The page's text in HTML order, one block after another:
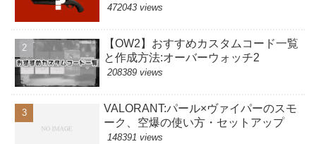
472043 views
【OW2】おすすめカスタムコード一覧
と作成方法:オーバーウォッチ2
208389 views
VALORANT:パール×ヴァイパーのスモ
ーク、空爆の使い方・セットアップ
148391 views